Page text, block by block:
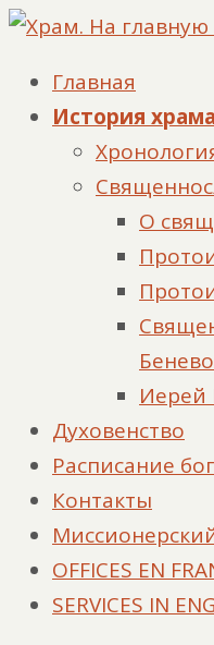
Главная
История храма
О
Иерей
Духовенство
Расписание
Контакты
OFFICES EN
SERVICES IN